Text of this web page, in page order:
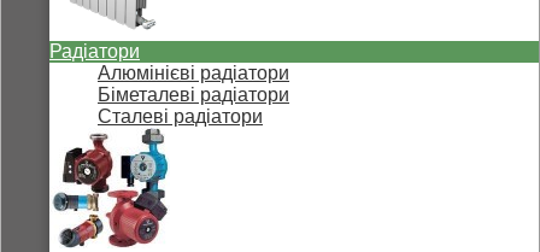
Радіатори
Алюмінієві радіатори
Біметалеві радіатори
Сталеві радіатори